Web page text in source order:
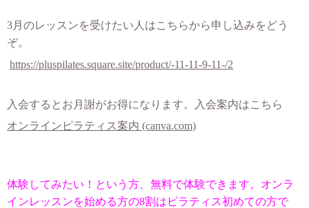
3月のレッスンを受けたい人はこちらから申し込みをどう
ぞ。
https://pluspilates.square.site/product/-11-11-9-11-/2
入会するとお月謝がお得になります。入会案内はこちら
オンラインピラティス案内 (canva.com)
体験してみたい！という方、無料で体験できます。オンラ
インレッスンを始める方の8割はピラティス初めての方で